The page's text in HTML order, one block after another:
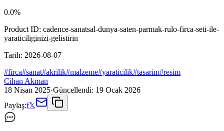
0.0%
Product ID: cadence-sanatsal-dunya-saten-parmak-rulo-firca-seti-ile-
yaraticiliginizi-gelistirin
Tarih: 2026-08-07
#firca#sanat#akrilik#malzeme#yaraticilik#tasarim#resim
Cihan Akman
18 Nisan 2025·Güncellendi: 19 Ocak 2026
Paylaş:f𝕏